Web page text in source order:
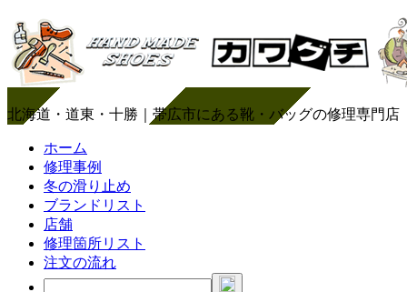
北海道・道東・十勝｜帯広市にある靴・バッグの修理専門店
ホーム
修理事例
冬の滑り止め
ブランドリスト
店舗
修理箇所リスト
注文の流れ